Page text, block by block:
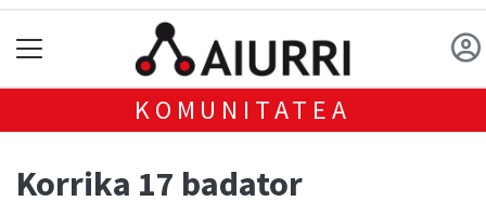
KOMUNITATEA
Korrika 17 badator